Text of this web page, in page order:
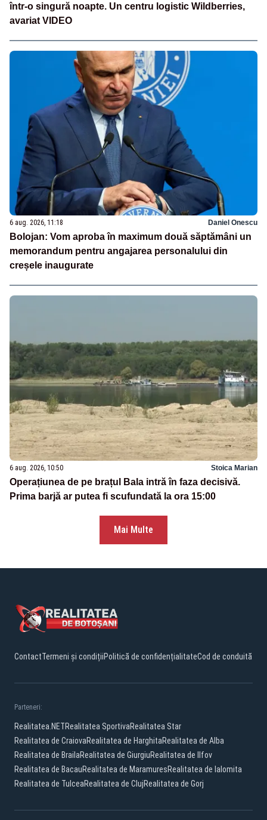
într-o singură noapte. Un centru logistic Wildberries,
avariat VIDEO
6 aug. 2026, 11:18 Daniel Onescu
Bolojan: Vom aproba în maximum două săptămâni un
memorandum pentru angajarea personalului din
creșele inaugurate
6 aug. 2026, 10:50 Stoica Marian
Operațiunea de pe brațul Bala intră în faza decisivă.
Prima barjă ar putea fi scufundată la ora 15:00
Mai Multe
ContactTermeni și condițiiPolitică de confidențialitateCod de conduită
Parteneri:
Realitatea.NETRealitatea SportivaRealitatea Star
Realitatea de CraiovaRealitatea de HarghitaRealitatea de Alba
Realitatea de BrailaRealitatea de GiurgiuRealitatea de Ilfov
Realitatea de BacauRealitatea de MaramuresRealitatea de Ialomita
Realitatea de TulceaRealitatea de ClujRealitatea de Gorj